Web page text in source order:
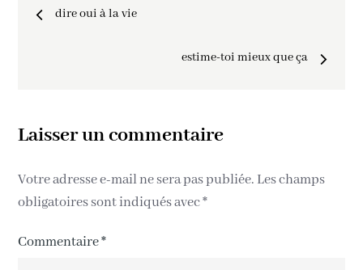
dire oui à la vie
estime-toi mieux que ça
Laisser un commentaire
Votre adresse e-mail ne sera pas publiée. Les champs
obligatoires sont indiqués avec*
Commentaire*